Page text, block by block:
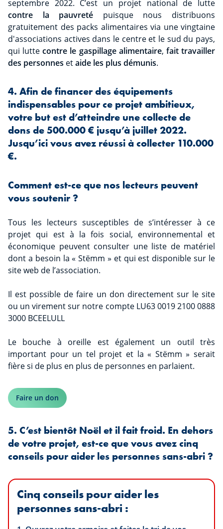
septembre 2022. C’est un projet national de lutte
contre la pauvreté puisque nous distribuons
gratuitement des packs alimentaires via une vingtaine
d'associations actives dans le centre et le sud du pays,
qui luttecontre le gaspillage alimentaire, fait travailler
des personnes etaide les plus démunis.
4. Afin de financer des équipements
indispensables pour ce projet ambitieux,
votre but est d’atteindre une collecte de
dons de 500.000 € jusqu’à juillet 2022.
Jusqu’ici vous avez réussi à collecter 110.000
€.
Comment est-ce que nos lecteurs peuvent
vous soutenir ?
Tous les lecteurs susceptibles de s’intéresser à ce
projet qui est à la fois social, environnemental et
économique peuvent consulter une liste de matériel
dont a besoin la « Stëmm » et qui est disponible sur le
site web de l’association.
Il est possible de faire un don directement sur le site
ou un virement sur notre compte LU63 0019 2100 0888
3000 BCEELULL
Le bouche à oreille est également un outil très
important pour un tel projet et la « Stëmm » serait
fière si de plus en plus de personnes en parlaient.
Faire un don
5. C’est bientôt Noël et il fait froid. En dehors
de votre projet, est-ce que vous avez cinq
conseils pour aider les personnes sans-abri ?
Cinq conseils pour aider les
personnes sans-abri :